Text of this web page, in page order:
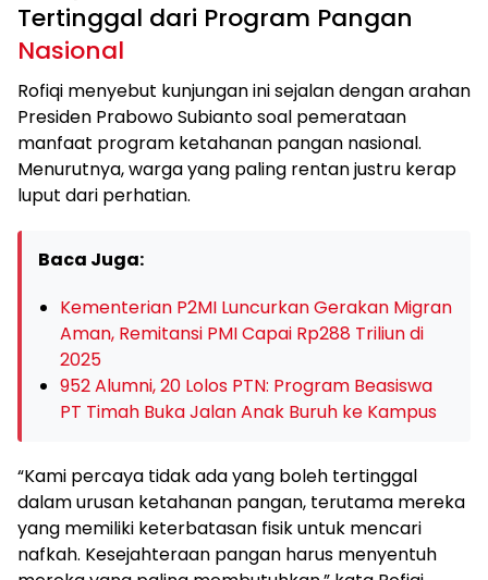
Tertinggal dari Program Pangan
Nasional
Rofiqi menyebut kunjungan ini sejalan dengan arahan
Presiden Prabowo Subianto soal pemerataan
manfaat program ketahanan pangan nasional.
Menurutnya, warga yang paling rentan justru kerap
luput dari perhatian.
Baca Juga:
Kementerian P2MI Luncurkan Gerakan Migran
Aman, Remitansi PMI Capai Rp288 Triliun di
2025
952 Alumni, 20 Lolos PTN: Program Beasiswa
PT Timah Buka Jalan Anak Buruh ke Kampus
“Kami percaya tidak ada yang boleh tertinggal
dalam urusan ketahanan pangan, terutama mereka
yang memiliki keterbatasan fisik untuk mencari
nafkah. Kesejahteraan pangan harus menyentuh